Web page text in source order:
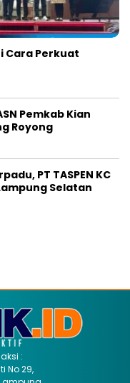
Cara Perkuat
Pemkab Kian
Royong
PT TASPEN KC
Selatan
:
No 29,